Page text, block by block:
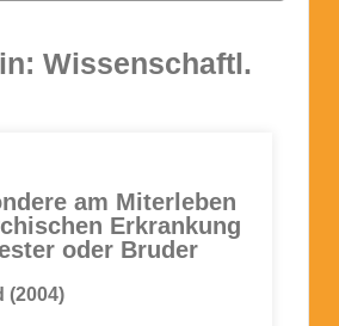
Wissenschaftl.
am Miterleben
Erkrankung
oder Bruder
(2004)